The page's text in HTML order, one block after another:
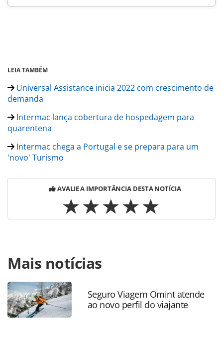
LEIA TAMBÉM
Universal Assistance inicia 2022 com crescimento de
demanda
Intermac lança cobertura de hospedagem para
quarentena
Intermac chega a Portugal e se prepara para um
'novo' Turismo
AVALIE A IMPORTÂNCIA DESTA NOTÍCIA
https://www.panrotas.com.br/mercado/cartoes-de-
assistencia/2022/02/intermac-anuncia-novos-servicos-e-
centro-de-atendimento-24h_187570.html ou as
ferramentas oferecidas na página. Todo o conteúdo
produzido pela PANROTAS Editora é protegido pela
legislação brasileira sobre direito autoral. Não reproduza o
Mais notícias
Seguro Viagem Omint atende
ao novo perfil do viajante